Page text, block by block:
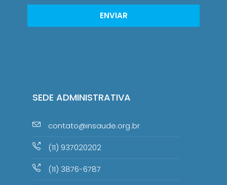
ENVIAR
SEDE ADMINISTRATIVA
contato@insaude.org.br
(11) 937020202
(11) 3876-6787